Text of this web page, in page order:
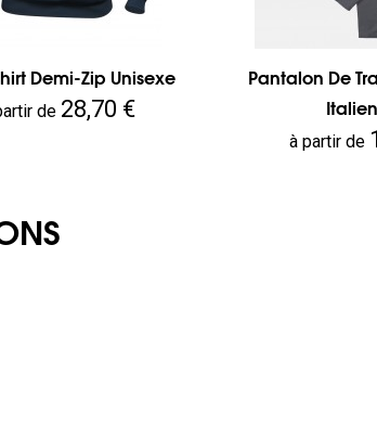
Demi-Zip Unisexe
de 28,70 €
Pantalon De
Prix
à partir de